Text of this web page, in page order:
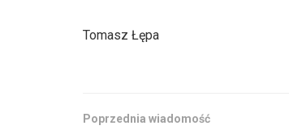
Tomasz Łępa
Poprzednia wiadomość